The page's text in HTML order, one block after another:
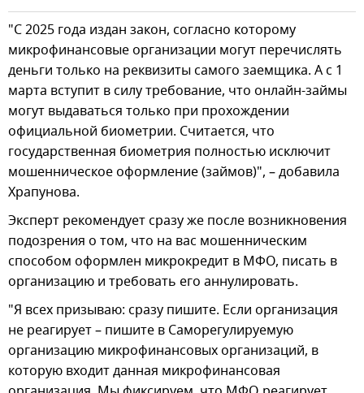
"С 2025 года издан закон, согласно которому
микрофинансовые организации могут перечислять
деньги только на реквизиты самого заемщика. А с 1
марта вступит в силу требование, что онлайн-займы
могут выдаваться только при прохождении
официальной биометрии. Считается, что
государственная биометрия полностью исключит
мошенническое оформление (займов)", – добавила
Храпунова.
Эксперт рекомендует сразу же после возникновения
подозрения о том, что на вас мошенническим
способом оформлен микрокредит в МФО, писать в
организацию и требовать его аннулировать.
"Я всех призываю: сразу пишите. Если организация
не реагирует – пишите в Саморегулируемую
организацию микрофинансовых организаций, в
которую входит данная микрофинансовая